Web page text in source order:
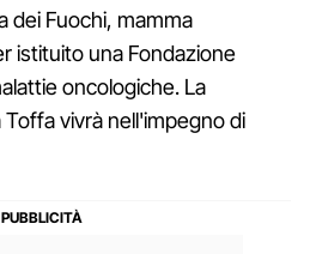
dei Fuochi, mamma
istituito una Fondazione
oncologiche. La
vivrà nell'impegno di